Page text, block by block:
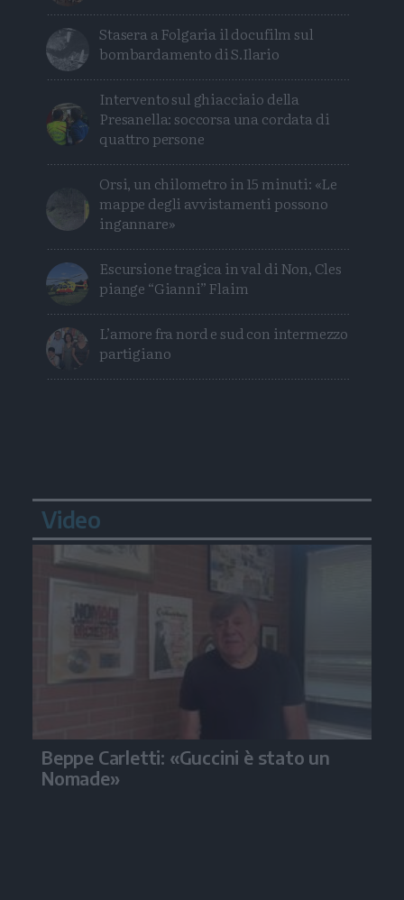
Stasera a Folgaria il docufilm sul
bombardamento di S.Ilario
Intervento sul ghiacciaio della
Presanella: soccorsa una cordata di
quattro persone
Orsi, un chilometro in 15 minuti: «Le
mappe degli avvistamenti possono
ingannare»
Escursione tragica in val di Non, Cles
piange “Gianni” Flaim
L’amore fra nord e sud con intermezzo
partigiano
Video
Beppe Carletti: «Guccini è stato un
Nomade»